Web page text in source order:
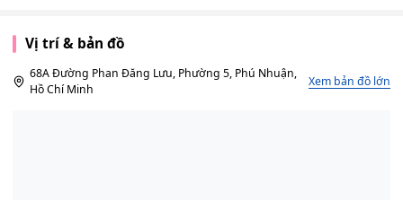
Vị trí & bản đồ
68A Đường Phan Đăng Lưu, Phường 5, Phú Nhuận,
Hồ Chí Minh
Xem bản đồ lớn